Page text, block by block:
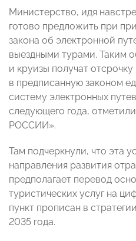
Министерство, идя
готово предложить при
закона об электронной
выездными турами. Таким
и круизы получат
в предписанную законом
систему электронных
следующего года,
РОССИИ».
Там подчеркнули, что эта
направления развития
предполагает перевод
туристических услуг на
пункт прописан в
2035 года.